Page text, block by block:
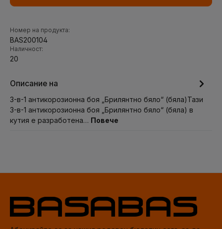
Номер на продукта:
BAS200104
Наличност:
20
Описание на
3-в-1 антикорозионна боя „Брилянтно бяло“ (бяла)Тази
3-в-1 антикорозионна боя „Брилянтно бяло“ (бяла) в
кутия е разработена… Повече